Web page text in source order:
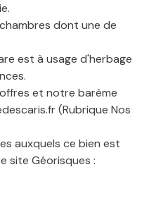
dont une de
est à usage d'herbage
et notre barème
(Rubrique Nos
auxquels ce bien est
site Géorisques :